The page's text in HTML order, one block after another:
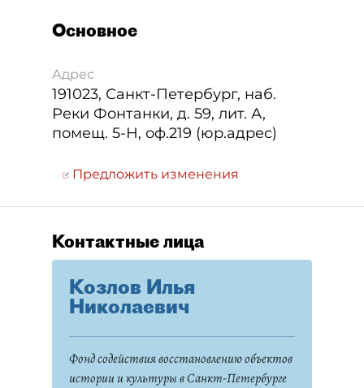
Основное
Адрес
191023, Санкт-Петербург, наб.
Реки Фонтанки, д. 59, лит. А,
помещ. 5-Н, оф.219 (юр.адрес)
Предложить изменения
Контактные лица
Козлов Илья
Николаевич
Фонд содействия восстановлению объектов
истории и культуры в Санкт-Петербурге